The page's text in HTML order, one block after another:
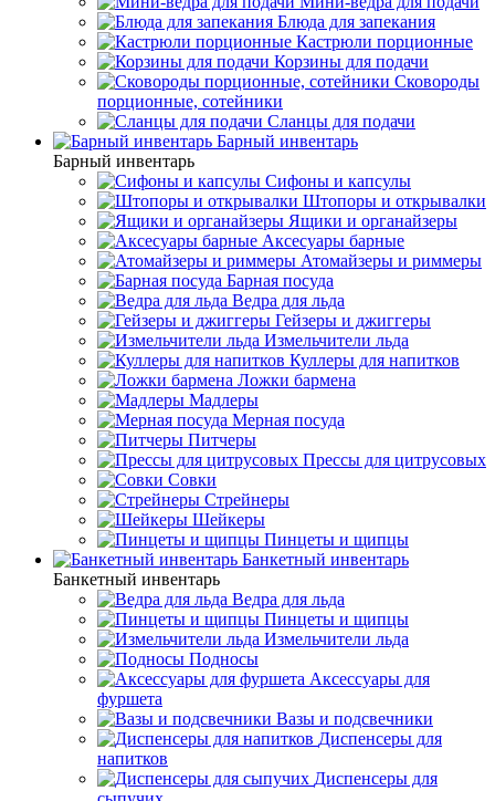
Блюда для запекания
Кастрюли порционные
Корзины для подачи
Сковороды
порционные, сотейники
Сланцы для подачи
Барный инвентарь
Барный инвентарь
Сифоны и капсулы
Штопоры и открывалки
Ящики и органайзеры
Аксесуары барные
Атомайзеры и риммеры
Барная посуда
Ведра для льда
Гейзеры и джиггеры
Измельчители льда
Куллеры для напитков
Ложки бармена
Мадлеры
Мерная посуда
Питчеры
Прессы для цитрусовых
Совки
Стрейнеры
Шейкеры
Пинцеты и щипцы
Банкетный инвентарь
Банкетный инвентарь
Ведра для льда
Пинцеты и щипцы
Измельчители льда
Подносы
Аксессуары для
фуршета
Вазы и подсвечники
Диспенсеры для
напитков
Диспенсеры для